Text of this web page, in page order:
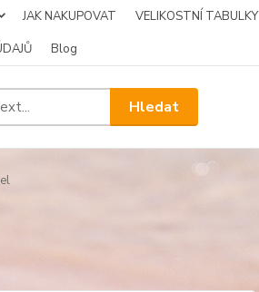
JAK NAKUPOVAT VELIKOSTNÍ TABULKY
Blog
Hledat